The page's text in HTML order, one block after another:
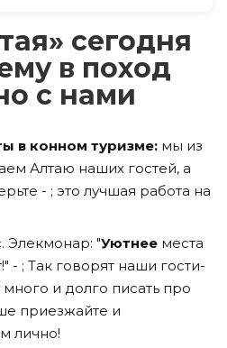
сегодня
в поход
с нами
в конном туризме: мы из
Алтаю наших гостей, а
- ; это лучшая работа на
Элекмонар: "Уютнее места
- ; Так говорят наши гости-
и долго писать про
приезжайте и
лично!